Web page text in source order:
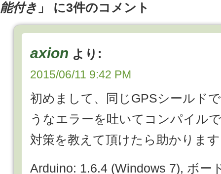
能付き 」 に3件のコメント
axion より:
2015/06/11 9:42 PM
初めまして、同じGPSシールド
うなエラーを吐いてコンパイル
対策を教えて頂けたら助かりま
Arduino: 1.6.4 (Windows 7), ボー